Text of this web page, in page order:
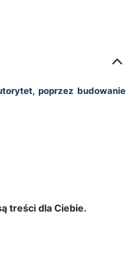
poprzez budowanie
treści dla Ciebie.